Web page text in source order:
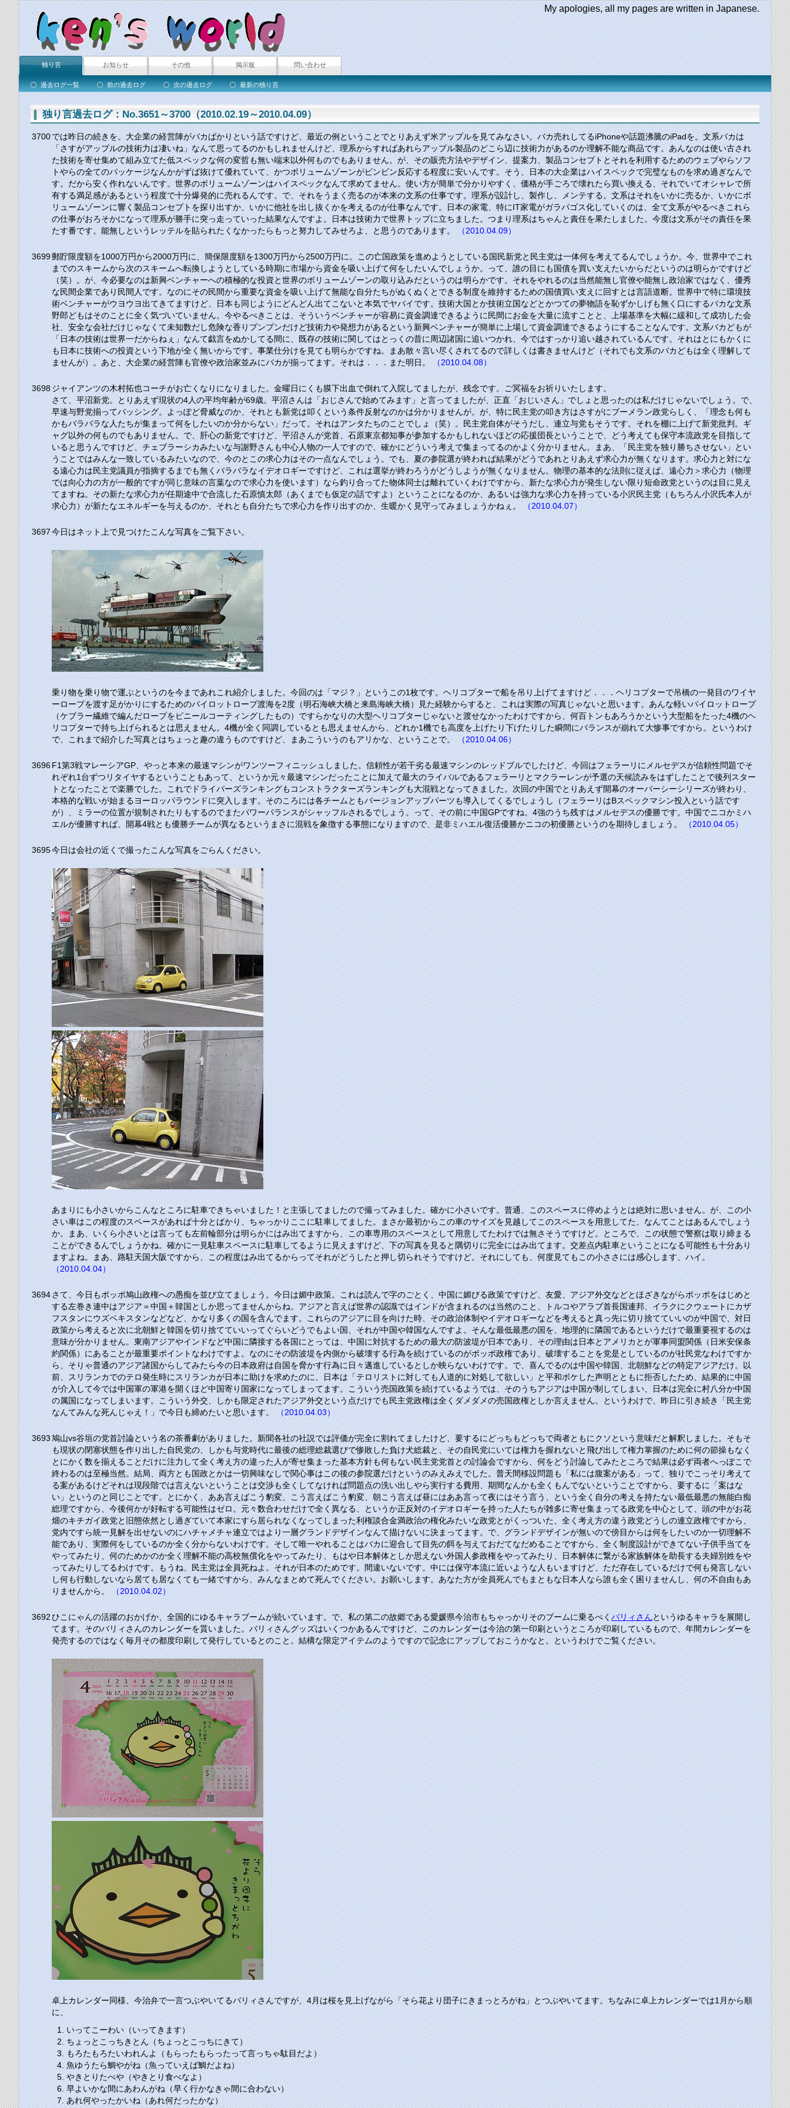
My apologies, all my pages are written in Japanese.
独り言 お知らせ その他 掲示板 問い合わせ
過去ログ一覧 前の過去ログ 次の過去ログ 最新の独り言
独り言過去ログ：No.3651～3700（2010.02.19～2010.04.09）
3700では昨日の続きを。大企業の経営陣がバカばかりという話ですけど、最近の例ということでとりあえず米アップルを見てみなさい。バカ売れしてるiPhoneや話題沸騰のiPadを。文系バカは
「さすがアップルの技術力は凄いね」なんて思ってるのかもしれませんけど、理系からすればあれらアップル製品のどこら辺に技術力があるのか理解不能な商品です。あんなのは使い古され
た技術を寄せ集めて組み立てた低スペックな何の変哲も無い端末以外何ものでもありません。が、その販売方法やデザイン、提案力、製品コンセプトとそれを利用するためのウェブやらソフ
トやらの全てのパッケージなんかがずば抜けて優れていて、かつボリュームゾーンがビンビン反応する程度に安いんです。そう、日本の大企業はハイスペックで完璧なものを求め過ぎなんで
す。だから安く作れないんです。世界のボリュームゾーンはハイスペックなんて求めてません。使い方が簡単で分かりやすく、価格が手ごろで壊れたら買い換える、それでいてオシャレで所
有する満足感があるという程度で十分爆発的に売れるんです。で、それをうまく売るのが本来の文系の仕事です。理系が設計し、製作し、メンテする。文系はそれをいかに売るか、いかにボ
リュームゾーンに響く製品コンセプトを探り出すか、いかに他社を出し抜くかを考えるのが仕事なんです。日本の家電、特にIT家電がガラパゴス化していくのは、全て文系がやるべきこれら
の仕事がおろそかになって理系が勝手に突っ走っていった結果なんですよ。日本は技術力で世界トップに立ちました。つまり理系はちゃんと責任を果たしました。今度は文系がその責任を果
たす番です。能無しというレッテルを貼られたくなかったらもっと努力してみせろよ、と思うのであります。（2010.04.09）
3699郵貯限度額を1000万円から2000万円に、簡保限度額を1300万円から2500万円に。この亡国政策を進めようとしている国民新党と民主党は一体何を考えてるんでしょうか。今、世界中でこれ
までのスキームから次のスキームへ転換しようとしている時期に市場から資金を吸い上げて何をしたいんでしょうか。って、誰の目にも国債を買い支えたいからだというのは明らかですけど
（笑）。が、今必要なのは新興ベンチャーへの積極的な投資と世界のボリュームゾーンの取り込みだというのは明らかです。それをやれるのは当然能無し官僚や能無し政治家ではなく、優秀
な民間企業であり民間人です。なのにその民間から重要な資金を吸い上げて無能な自分たちがぬくぬくとできる制度を維持するための国債買い支えに回すとは言語道断。世界中で特に環境技
術ベンチャーがウヨウヨ出てきてますけど、日本も同じようにどんどん出てこないと本気でヤバイです。技術大国とか技術立国などとかつての夢物語を恥ずかしげも無く口にするバカな文系
野郎どもはそのことに全く気づいていません。今やるべきことは、そういうベンチャーが容易に資金調達できるように民間にお金を大量に流すことと、上場基準を大幅に緩和して成功した会
社、安全な会社だけじゃなくて未知数だし危険な香りプンプンだけど技術力や発想力があるという新興ベンチャーが簡単に上場して資金調達できるようにすることなんです。文系バカどもが
「日本の技術は世界一だからねぇ」なんて戯言をぬかしてる間に、既存の技術に関してはとっくの昔に周辺諸国に追いつかれ、今ではすっかり追い越されているんです。それはとにもかくに
も日本に技術への投資という下地が全く無いからです。事業仕分けを見ても明らかですね。まあ散々言い尽くされてるので詳しくは書きませんけど（それでも文系のバカどもは全く理解して
ませんが）。あと、大企業の経営陣も官僚や政治家並みにバカが揃ってます。それは．．．また明日。（2010.04.08）
3698ジャイアンツの木村拓也コーチがお亡くなりになりました。金曜日にくも膜下出血で倒れて入院してましたが、残念です。ご冥福をお祈りいたします。
さて、平沼新党。とりあえず現状の4人の平均年齢が69歳。平沼さんは「おじさんで始めてみます」と言ってましたが、正直「おじいさん」でしょと思ったのは私だけじゃないでしょう。で、
早速与野党揃ってバッシング。よっぽど脅威なのか、それとも新党は叩くという条件反射なのかは分かりませんが。が、特に民主党の叩き方はさすがにブーメラン政党らしく、「理念も何も
かもバラバラな人たちが集まって何をしたいのか分からない」だって。それはアンタたちのことでしょ（笑）。民主党自体がそうだし、連立与党もそうです。それを棚に上げて新党批判。ギ
ャグ以外の何ものでもありません。で、肝心の新党ですけど、平沼さんが党首、石原東京都知事が参加するかもしれないほどの応援団長ということで、どう考えても保守本流政党を目指して
いると思うんですけど、チェブラーシカみたいな与謝野さんも中心人物の一人ですので、確かにどういう考えで集まってるのかよく分かりません。まあ、「民主党を独り勝ちさせない」とい
うことではみんな一致しているみたいなので、今のとこの求心力はその一点なんでしょう。でも、夏の参院選が終われば結果がどうであれとりあえず求心力が無くなります。求心力と対にな
る遠心力は民主党議員が指摘するまでも無くバラバラなイデオロギーですけど、これは選挙が終わろうがどうしようが無くなりません。物理の基本的な法則に従えば、遠心力＞求心力（物理
では向心力の方が一般的ですが同じ意味の言葉なので求心力を使います）なら釣り合ってた物体同士は離れていくわけですから、新たな求心力が発生しない限り短命政党というのは目に見え
てますね。その新たな求心力が任期途中で合流した石原慎太郎（あくまでも仮定の話ですよ）ということになるのか、あるいは強力な求心力を持っている小沢民主党（もちろん小沢氏本人が
求心力）が新たなエネルギーを与えるのか、それとも自分たちで求心力を作り出すのか、生暖かく見守ってみましょうかねぇ。（2010.04.07）
3697今日はネット上で見つけたこんな写真をご覧下さい。
乗り物を乗り物で運ぶというのを今まであれこれ紹介しました。今回のは「マジ？」というこの1枚です。ヘリコプターで船を吊り上げてますけど．．．ヘリコプターで吊橋の一発目のワイヤ
ーロープを渡す足がかりにするためのパイロットロープ渡海を2度（明石海峡大橋と来島海峡大橋）見た経験からすると、これは実際の写真じゃないと思います。あんな軽いパイロットロープ
（ケブラー繊維で編んだロープをビニールコーティングしたもの）ですらかなりの大型ヘリコプターじゃないと渡せなかったわけですから、何百トンもあろうかという大型船をたった4機のヘ
リコプターで持ち上げられるとは思えません。4機が全く同調しているとも思えませんから、どれか1機でも高度を上げたり下げたりした瞬間にバランスが崩れて大惨事ですから。というわけ
で、これまで紹介した写真とはちょっと趣の違うものですけど、まあこういうのもアリかな、ということで。（2010.04.06）
3696F1第3戦マレーシアGP、やっと本来の最速マシンがワンツーフィニッシュしました。信頼性が若干劣る最速マシンのレッドブルでしたけど、今回はフェラーリにメルセデスが信頼性問題でそ
れぞれ1台ずつリタイヤするということもあって、というか元々最速マシンだったことに加えて最大のライバルであるフェラーリとマクラーレンが予選の天候読みをはずしたことで後列スター
トとなったことで楽勝でした。これでドライバーズランキングもコンストラクターズランキングも大混戦となってきました。次回の中国でとりあえず開幕のオーバーシーシリーズが終わり、
本格的な戦いが始まるヨーロッパラウンドに突入します。そのころには各チームともバージョンアップパーツも導入してくるでしょうし（フェラーリはBスペックマシン投入という話です
が）、ミラーの位置が規制されたりもするのでまたパワーバランスがシャッフルされるでしょう。って、その前に中国GPですね。4強のうち残すはメルセデスの優勝です。中国でニコかミハ
エルが優勝すれば、開幕4戦とも優勝チームが異なるというまさに混戦を象徴する事態になりますので、是非ミハエル復活優勝かニコの初優勝というのを期待しましょう。 （2010.04.05）
3695今日は会社の近くで撮ったこんな写真をごらんください。
あまりにも小さいからこんなところに駐車できちゃいました！と主張してましたので撮ってみました。確かに小さいです。普通、このスペースに停めようとは絶対に思いません。が、この小
さい車はこの程度のスペースがあれば十分とばかり、ちゃっかりここに駐車してました。まさか最初からこの車のサイズを見越してこのスペースを用意してた、なんてことはあるんでしょう
か。まあ、いくら小さいとは言っても左前輪部分は明らかにはみ出てますから、この車専用のスペースとして用意してたわけでは無さそうですけど。ところで、この状態で警察は取り締まる
ことができるんでしょうかね。確かに一見駐車スペースに駐車してるように見えますけど、下の写真を見ると隅切りに完全にはみ出てます。交差点内駐車ということになる可能性も十分あり
ますよね。まあ、路駐天国大阪ですから、この程度はみ出てるからってそれがどうしたと押し切られそうですけど。それにしても、何度見てもこの小ささには感心します、ハイ。
（2010.04.04）
3694さて、今日もポッポ鳩山政権への愚痴を並び立てましょう。今日は媚中政策。これは読んで字のごとく、中国に媚びる政策ですけど、友愛、アジア外交などとほざきながらポッポをはじめと
する左巻き連中はアジア＝中国＋韓国としか思ってませんからね。アジアと言えば世界の認識ではインドが含まれるのは当然のこと、トルコやアラブ首長国連邦、イラクにクウェートにカザ
フスタンにウズベキスタンなどなど、かなり多くの国を含んでます。これらのアジアに目を向けた時、その政治体制やイデオロギーなどを考えると真っ先に切り捨てていいのが中国で、対日
政策から考えると次に北朝鮮と韓国を切り捨てていいってぐらいどうでもよい国、それが中国や韓国なんですよ。そんな最低最悪の国を、地理的に隣国であるというだけで最重要視するのは
意味が分かりません。東南アジアやインドなど中国に隣接する各国にとっては、中国に対抗するための最大の防波堤が日本であり、その理由は日本とアメリカとが軍事同盟関係（日米安保条
約関係）にあることが最重要ポイントなわけですよ。なのにその防波堤を内側から破壊する行為を続けているのがポッポ政権であり、破壊することを党是としているのが社民党なわけですか
ら、そりゃ普通のアジア諸国からしてみたら今の日本政府は自国を脅かす行為に日々邁進しているとしか映らないわけです。で、喜んでるのは中国や韓国、北朝鮮などの特定アジアだけ。以
前、スリランカでのテロ発生時にスリランカが日本に助けを求めたのに、日本は「テロリストに対しても人道的に対処して欲しい」と平和ボケした声明とともに拒否したため、結果的に中国
が介入して今では中国軍の軍港を開くほど中国寄り国家になってしまってます。こういう売国政策を続けているようでは、そのうちアジアは中国が制してしまい、日本は完全に村八分か中国
の属国になってしまいます。こういう外交、しかも限定されたアジア外交という点だけでも民主党政権は全くダメダメの売国政権としか言えません。というわけで、昨日に引き続き「民主党
なんてみんな死んじゃえ！」で今日も締めたいと思います。（2010.04.03）
3693鳩山vs谷垣の党首討論という名の茶番劇がありました。新聞各社の社説では評価が完全に割れてましたけど、要するにどっちもどっちで両者ともにクソという意味だと解釈しました。そもそ
も現状の閉塞状態を作り出した自民党の、しかも与党時代に最後の総理総裁選びで惨敗した負け犬総裁と、その自民党にいては権力を握れないと飛び出して権力掌握のために何の節操もなく
とにかく数を揃えることだけに注力して全く考え方の違った人が寄せ集まった基本方針も何もない民主党党首との討論会ですから、何をどう討論してみたところで結果は必ず両者へっぽこで
終わるのは至極当然。結局、両方とも国政とかは一切興味なしで関心事はこの後の参院選だけというのみえみえでした。普天間移設問題も「私には腹案がある」って、独りでこっそり考えて
る案があるけどそれは現段階では言えないということは交渉も全くしてなければ問題点の洗い出しやら実行する費用、期間なんかも全くもんでないということですから、要するに「案はな
い」というのと同じことです。とにかく、ああ言えばこう豹変、こう言えばこう豹変、朝こう言えば昼にはああ言って夜にはそう言う、という全く自分の考えを持たない最低最悪の無能白痴
総理ですから、今後何かが好転する可能性はゼロ。元々数合わせだけで全く異なる、というか正反対のイデオロギーを持った人たちが雑多に寄せ集まってる政党を中心として、頭の中がお花
畑のキチガイ政党と旧態依然とし過ぎていて本家にすら居られなくなってしまった利権談合金満政治の権化みたいな政党とがくっついた、全く考え方の違う政党どうしの連立政権ですから、
党内ですら統一見解を出せないのにハチャメチャ連立ではより一層グランドデザインなんて描けないに決まってます。で、グランドデザインが無いので傍目からは何をしたいのか一切理解不
能であり、実際何をしているのか全く分からないわけです。そして唯一やれることはバカに迎合して目先の餌を与えておだてなだめることですから、全く制度設計ができてない子供手当てを
やってみたり、何のためかのか全く理解不能の高校無償化をやってみたり、もはや日本解体としか思えない外国人参政権をやってみたり、日本解体に繋がる家族解体を助長する夫婦別姓をや
ってみたりしてるわけです。もうね、民主党は全員死ねよ。それが日本のためです。間違いないです。中には保守本流に近いような人もいますけど、ただ存在しているだけで何も発言しない
し何も行動しないなら居ても居なくても一緒ですから、みんなまとめて死んでください。お願いします。あなた方が全員死んでもまともな日本人なら誰も全く困りませんし、何の不自由もあ
りませんから。 （2010.04.02）
3692ひこにゃんの活躍のおかげか、全国的にゆるキャラブームが続いています。で、私の第二の故郷である愛媛県今治市もちゃっかりそのブームに乗るべくバリィさんというゆるキャラを展開し
てます。そのバリィさんのカレンダーを貰いました。バリィさんグッズはいくつかあるんですけど、このカレンダーは今治の第一印刷というところが印刷しているもので、年間カレンダーを
発売するのではなく毎月その都度印刷して発行しているとのこと。結構な限定アイテムのようですので記念にアップしておこうかなと。というわけでご覧ください。
卓上カレンダー同様、今治弁で一言つぶやいてるバリィさんですが、4月は桜を見上げながら「そら花より団子にきまっとろがね」とつぶやいてます。ちなみに卓上カレンダーでは1月から順
に、
いってこーわい（いってきます）
ちょっとこっちきとん（ちょっとこっちにきて）
もろたもろたいわれんよ（もらったもらったって言っちゃ駄目だよ）
魚ゆうたら鯛やがね（魚っていえば鯛だよね）
やきとりたべや（やきとり食べなよ）
早よいかな間にあわんがね（早く行かなきゃ間に合わない）
あれ何やったかいね（あれ何だったかな）